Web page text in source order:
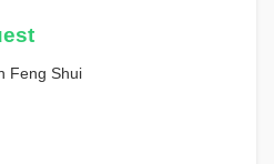
Feng Shui